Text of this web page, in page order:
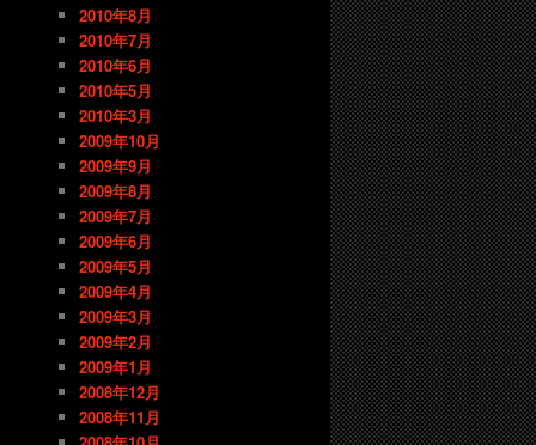
2010年8月
2010年7月
2010年6月
2010年5月
2010年3月
2009年10月
2009年9月
2009年8月
2009年7月
2009年6月
2009年5月
2009年4月
2009年3月
2009年2月
2009年1月
2008年12月
2008年11月